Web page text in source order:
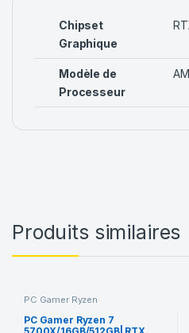
Chipset
Graphique
Modèle de
Processeur
Produits similaires
PC Gamer Ryzen
PC Gamer Ryzen 7